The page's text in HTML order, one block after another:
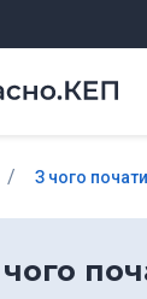
/ З чого